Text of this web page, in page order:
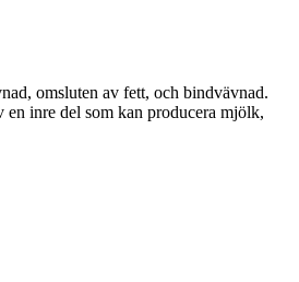
omsluten av fett, och bindvävnad.
inre del som kan producera mjölk,